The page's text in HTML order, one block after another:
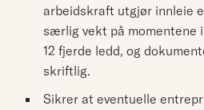
arbeidskraft utgjør innleie
særlig vekt på momentene
12 fjerde ledd, og
skriftlig.
Sikrer at eventuelle